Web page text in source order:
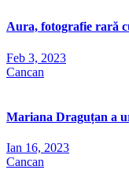
Aura, fotografie rară
Feb 3, 2023
Cancan
Mariana Draguțan a
Ian 16, 2023
Cancan